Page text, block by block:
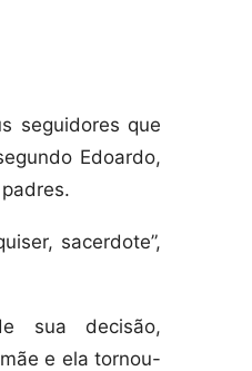
seguidores que
Edoardo,
sacerdote”,
sua decisão,
e ela tornou-